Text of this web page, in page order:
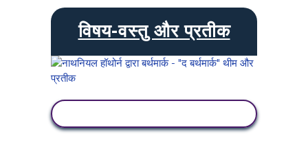
विषय-वस्तु और प्रतीक